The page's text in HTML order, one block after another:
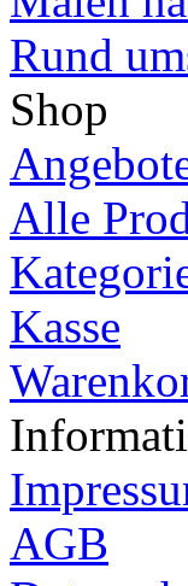
Rund
Shop
Alle
Kasse
AGB